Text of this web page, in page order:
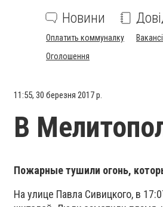
Новини
Оплатить коммуналку
Оголошення
11:55, 30 березня 2017 р.
В
Пожарные тушили огонь,
На улице Павла Сивицкого, в